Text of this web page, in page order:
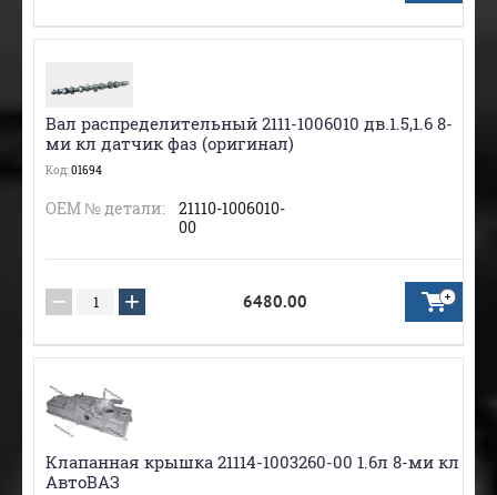
Вал распределительный 2111-1006010 дв.1.5,1.6 8-
ми кл датчик фаз (оригинал)
Код:01694
ОЕМ № детали:
21110-1006010-
00
− + 6480.00
Клапанная крышка 21114-1003260-00 1.6л 8-ми кл
АвтоВАЗ